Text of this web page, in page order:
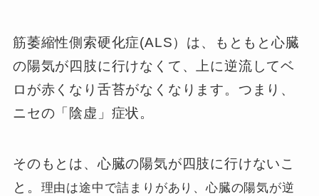
筋萎縮性側索硬化症(ALS）は、もともと心臓
の陽気が四肢に行けなくて、上に逆流してベ
ロが赤くなり舌苔がなくなります。つまり、
ニセの「陰虚」症状。
そのもとは、心臓の陽気が四肢に行けないこ
と。 理由は途中で詰まりがあり、心臓の陽気が逆